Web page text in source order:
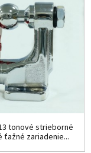
tonové strieborné
ťažné zariadenie...